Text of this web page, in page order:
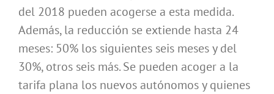
del 2018 pueden acogerse a esta medida.
Además, la reducción se extiende hasta 24
meses: 50% los siguientes seis meses y del
30%, otros seis más. Se pueden acoger a la
tarifa plana los nuevos autónomos y quienes